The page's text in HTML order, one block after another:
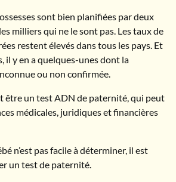
sont bien planifiées par deux
milliers qui ne le sont pas. Les taux de
restent élevés dans tous les pays. Et
il y en a quelques-unes dont la
ou non confirmée.
être un test ADN de paternité, qui peut
médicales, juridiques et financières
n’est pas facile à déterminer, il est
un test de paternité.